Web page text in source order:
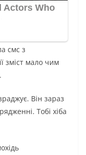
смс з
зміст мало чим
Він зараз
Тобі хіба